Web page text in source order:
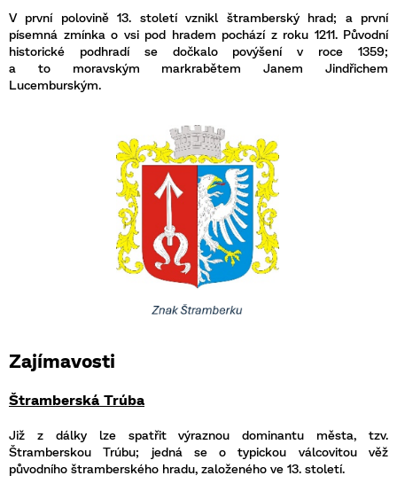
V první polovině 13. století vznikl štramberský hrad; a první
písemná zmínka o vsi pod hradem pochází z roku 1211. Původní
historické podhradí se dočkalo povýšení v roce 1359;
a to moravským markrabětem Janem Jindřichem
Lucemburským.
Zajímavosti
Štramberská Trúba
Již z dálky lze spatřit výraznou dominantu města, tzv.
Štramberskou Trúbu; jedná se o typickou válcovitou věž
původního štramberského hradu, založeného ve 13. století.